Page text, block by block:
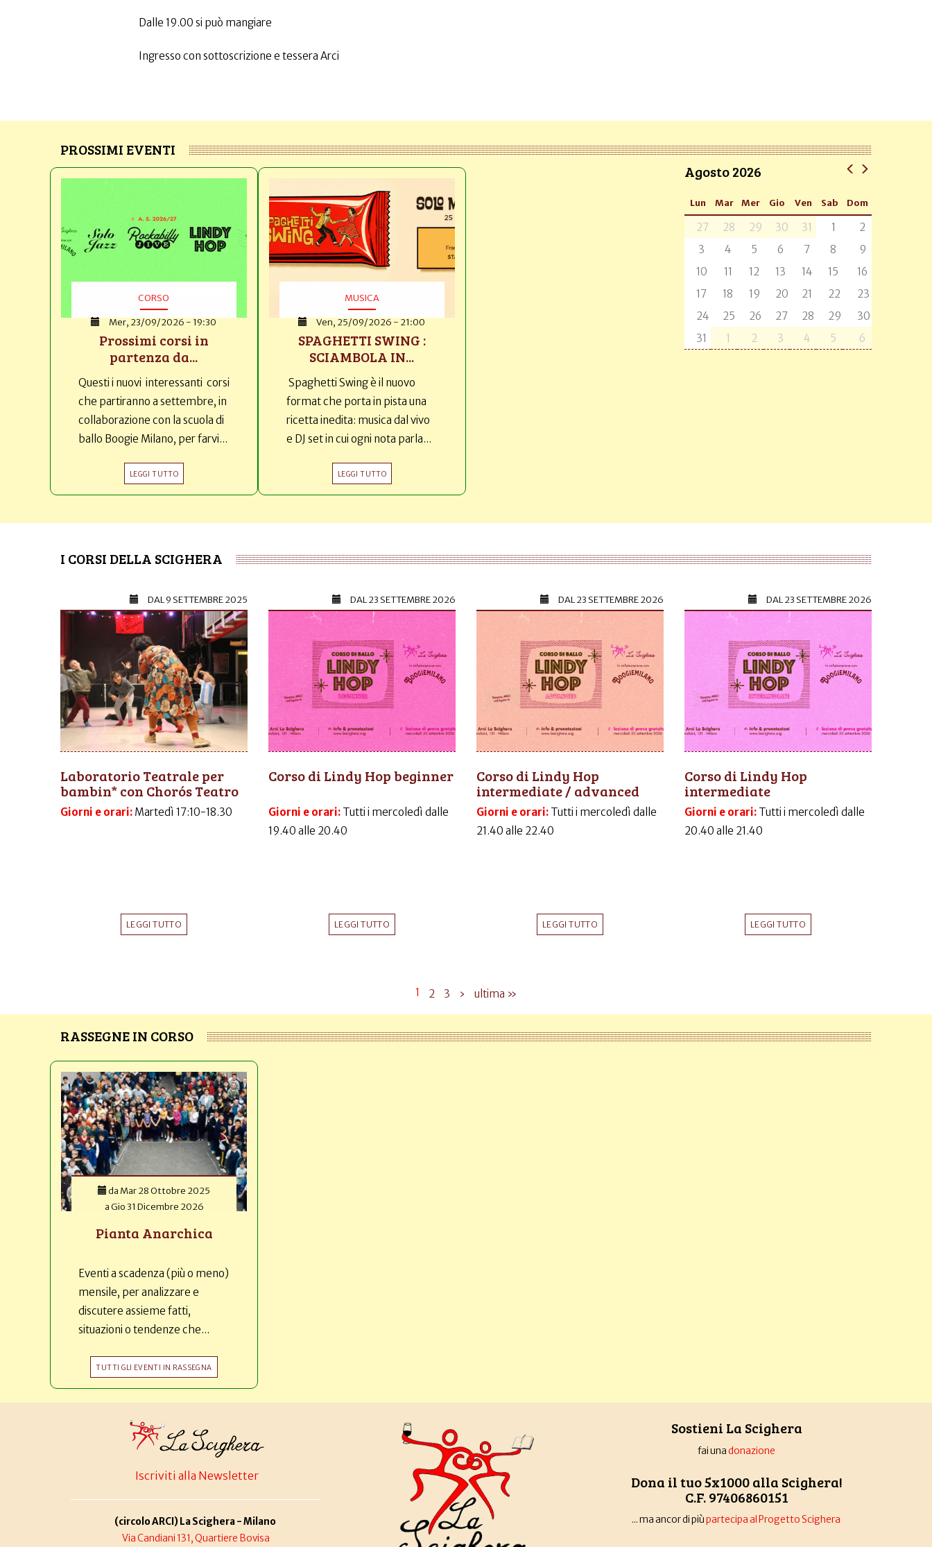
Dalle 19.00 si può mangiare
Ingresso con sottoscrizione e tessera Arci
PROSSIMI EVENTI
CORSO
Mer, 23/09/2026 - 19:30
Prossimi corsi in
partenza da...
Questi i nuovi interessanti corsi
che partiranno a settembre, in
collaborazione con la scuola di
ballo Boogie Milano, per farvi...
LEGGI TUTTO
MUSICA
Ven, 25/09/2026 - 21:00
SPAGHETTI SWING :
SCIAMBOLA IN...
Spaghetti Swing è il nuovo
format che porta in pista una
ricetta inedita: musica dal vivo
e DJ set in cui ogni nota parla...
LEGGI TUTTO
Agosto 2026
Lun Mar Mer Gio Ven Sab Dom
27 28 29 30 31 1
2
3
4 5 6 7 8
9
10
11 12 13 14 15
16
17
18 19 20 21 22
23
24
25 26 27 28 29
30
31
1 2 3 4 5 6
I CORSI DELLA SCIGHERA
DAL9 SETTEMBRE 2025
Laboratorio Teatrale per
bambin* con Chorós Teatro
Giorni e orari: Martedì 17:10-18.30
LEGGI TUTTO
DAL23 SETTEMBRE 2026
Corso di Lindy Hop beginner
Giorni e orari: Tutti i mercoledì dalle
19.40 alle 20.40
LEGGI TUTTO
DAL23 SETTEMBRE 2026
Corso di Lindy Hop
intermediate / advanced
Giorni e orari: Tutti i mercoledì dalle
21.40 alle 22.40
LEGGI TUTTO
DAL23 SETTEMBRE 2026
Corso di Lindy Hop
intermediate
Giorni e orari: Tutti i mercoledì dalle
20.40 alle 21.40
LEGGI TUTTO
1 2 3 › ultima »
RASSEGNE IN CORSO
da Mar 28 Ottobre 2025
aGio 31 Dicembre 2026
Pianta Anarchica
Eventi a scadenza (più o meno)
mensile, per analizzare e
discutere assieme fatti,
situazioni o tendenze che...
TUTTI GLI EVENTI IN RASSEGNA
Iscriviti alla Newsletter
(circolo ARCI) La Scighera - Milano
Via Candiani 131, Quartiere Bovisa
Sostieni La Scighera
fai unadonazione
Dona il tuo 5x1000 alla Scighera!
C.F. 97406860151
... ma ancor di piùpartecipa al Progetto Scighera